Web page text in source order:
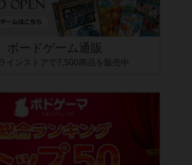
ボードゲーム通販
ラインストアで7,500商品を販売中